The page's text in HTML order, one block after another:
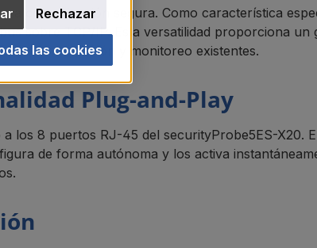
comunicación segura. Como característica
sobre TCP/IP. Esta versatilidad proporciona
automatización y monitoreo existentes.
Plug-and-Play
los 8 puertos RJ-45 del securityProbe5ES-X20.
de forma autónoma y los activa
Rechazar
las cookies